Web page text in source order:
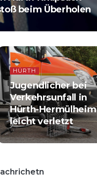
beim Überholen
HÜRTH
Jugendlicher bei
Verkehrsunfall in
Hürth-Hermülheim
leicht verletzt